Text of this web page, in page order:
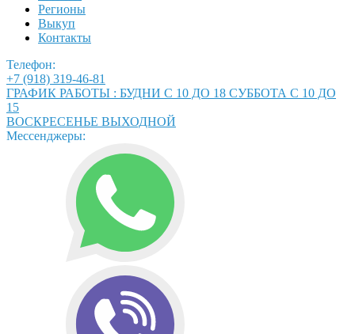
Регионы
Выкуп
Контакты
Телефон:
+7 (918) 319-46-81
ГРАФИК РАБОТЫ : БУДНИ С 10 ДО 18 СУББОТА С 10 ДО
15
ВОСКРЕСЕНЬЕ ВЫХОДНОЙ
Мессенджеры: